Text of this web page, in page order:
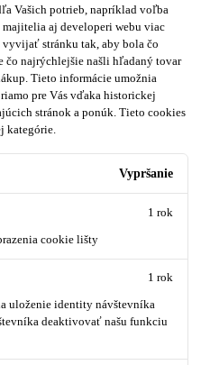
Vašich potrieb, napríklad voľba
aj developeri webu viac
stránku tak, aby bola čo
čo najrýchlejšie našli hľadaný tovar
Tieto informácie umožnia
pre Vás vďaka historickej
stránok a ponúk. Tieto cookies
kategórie.
Vypršanie
cookie lišty
1 rok
uloženie identity návštevníka
deaktivovať našu funkciu
1 rok